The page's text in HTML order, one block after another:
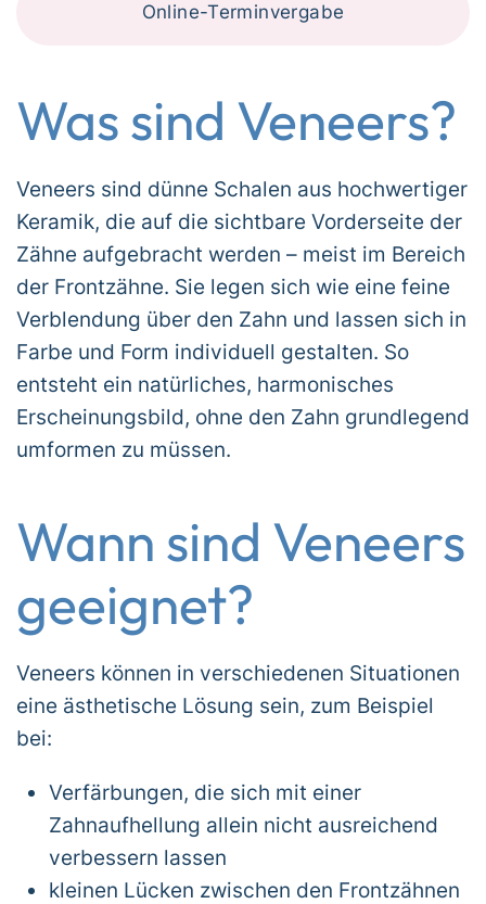
Online-Terminvergabe
Was sind Veneers?
Veneers sind dünne Schalen aus hochwertiger
Keramik, die auf die sichtbare Vorderseite der
Zähne aufgebracht werden – meist im Bereich
der Frontzähne. Sie legen sich wie eine feine
Verblendung über den Zahn und lassen sich in
Farbe und Form individuell gestalten. So
entsteht ein natürliches, harmonisches
Erscheinungsbild, ohne den Zahn grundlegend
umformen zu müssen.
Wann sind Veneers
geeignet?
Veneers können in verschiedenen Situationen
eine ästhetische Lösung sein, zum Beispiel
bei:
Verfärbungen, die sich mit einer
Zahnaufhellung allein nicht ausreichend
verbessern lassen
kleinen Lücken zwischen den Frontzähnen